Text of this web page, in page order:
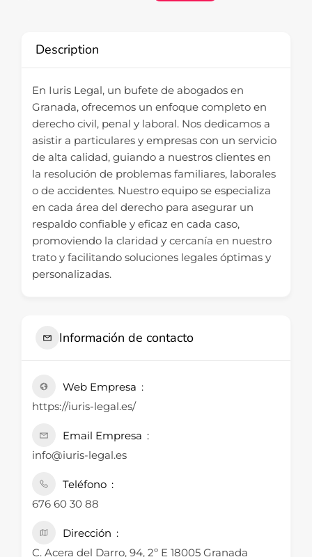
Description
En Iuris Legal, un bufete de abogados en
Granada, ofrecemos un enfoque completo en
derecho civil, penal y laboral. Nos dedicamos a
asistir a particulares y empresas con un servicio
de alta calidad, guiando a nuestros clientes en
la resolución de problemas familiares, laborales
o de accidentes. Nuestro equipo se especializa
en cada área del derecho para asegurar un
respaldo confiable y eficaz en cada caso,
promoviendo la claridad y cercanía en nuestro
trato y facilitando soluciones legales óptimas y
personalizadas.
Información de contacto
Web Empresa
https://iuris-legal.es/
Email Empresa
info@iuris-legal.es
Teléfono
676 60 30 88
Dirección
C. Acera del Darro, 94, 2º E 18005 Granada